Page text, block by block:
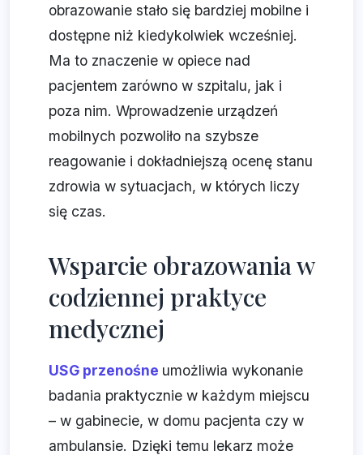
obrazowanie stało się bardziej mobilne i
dostępne niż kiedykolwiek wcześniej.
Ma to znaczenie w opiece nad
pacjentem zarówno w szpitalu, jak i
poza nim. Wprowadzenie urządzeń
mobilnych pozwoliło na szybsze
reagowanie i dokładniejszą ocenę stanu
zdrowia w sytuacjach, w których liczy
się czas.
Wsparcie obrazowania w
codziennej praktyce
medycznej
USG przenośne umożliwia wykonanie
badania praktycznie w każdym miejscu
– w gabinecie, w domu pacjenta czy w
ambulansie. Dzięki temu lekarz może